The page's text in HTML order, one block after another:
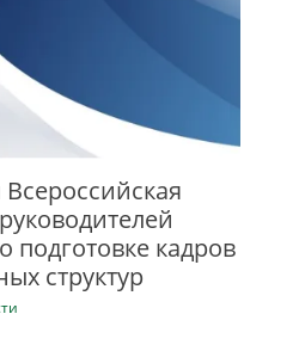
подготовке кадров
структур